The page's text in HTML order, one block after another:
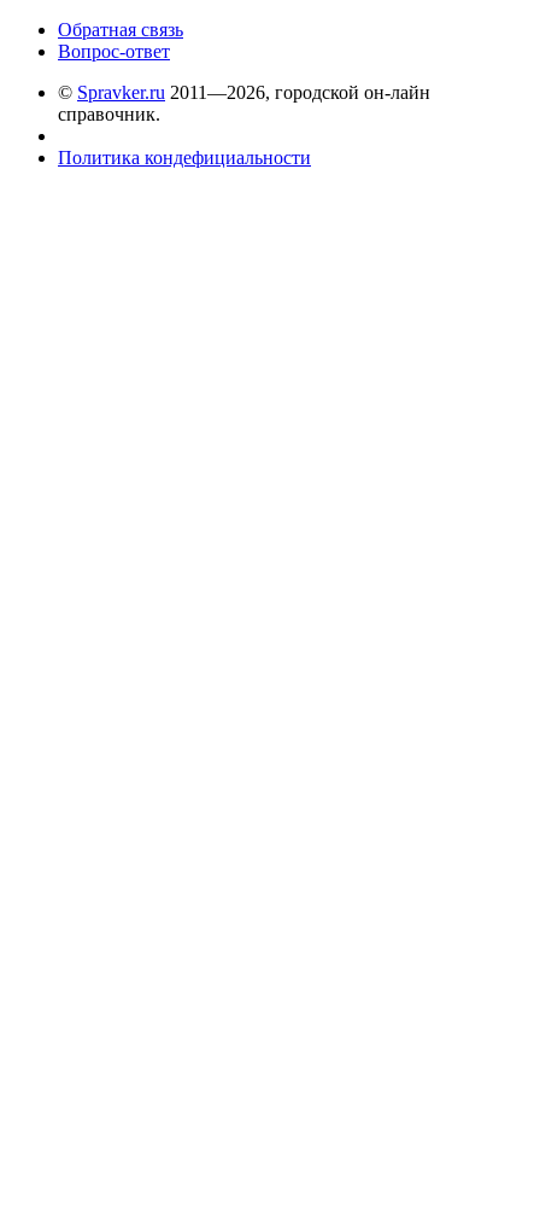
Обратная связь
Вопрос-ответ
© Spravker.ru 2011—2026, городской он-лайн
справочник.
Политика кондефициальности